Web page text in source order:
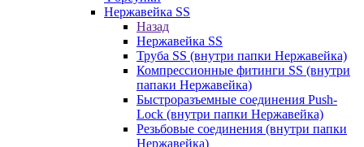
Нержавейка SS
Назад
Нержавейка SS
Труба SS (внутри папки Нержавейка)
Компрессионные фитинги SS (внутри
папаки Нержавейка)
Быстроразъемные соединения Push-
Lock (внутри папки Нержавейка)
Резьбовые соединения (внутри папки
Нержавейка)